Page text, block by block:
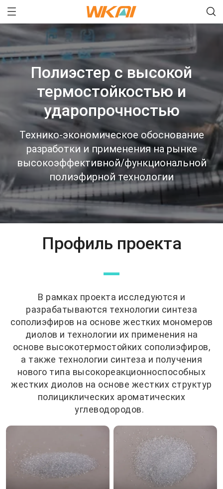
Полиэстер с высокой
термостойкостью и
ударопрочностью
Технико-экономическое обоснование
разработки и применения на рынке
высокоэффективной/функциональной
полиэфирной технологии
Профиль проекта
—
В рамках проекта исследуются и
разрабатываются технологии синтеза
сополиэфиров на основе жестких мономеров
диолов и технологии их применения на
основе высокотермостойких сополиэфиров,
а также технологии синтеза и получения
нового типа высокореакционноспособных
жестких диолов на основе жестких структур
полициклических ароматических
углеводородов.